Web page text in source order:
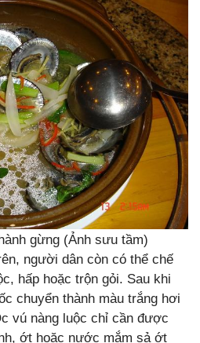
gừng (Ảnh sưu tầm)
người dân còn có thể chế
hấp hoặc trộn gỏi. Sau khi
chuyển thành màu trắng hơi
vú nàng luộc chỉ cần được
ớt hoặc nước mắm sả ớt